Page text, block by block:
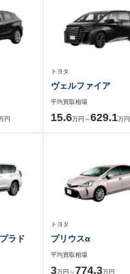
円
トヨタ
ヴェルファイア
平均買取相場
15.6万円～629.1万円
ラド
トヨタ
プリウスα
平均買取相場
3万円～774.3万円